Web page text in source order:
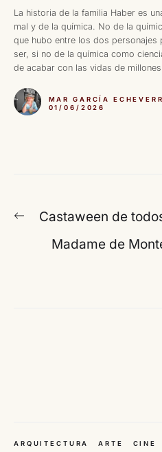
La historia de la familia Haber es
mal y de la química. No de la
que hubo entre los dos personajes
ser, si no de la química como
de acabar con las vidas de
MAR GARCÍA
01/06/2026
Navegación
entradas
Entrada
anterior:
Castaween de
Madame de
ARQUITECTURA ARTE CINE